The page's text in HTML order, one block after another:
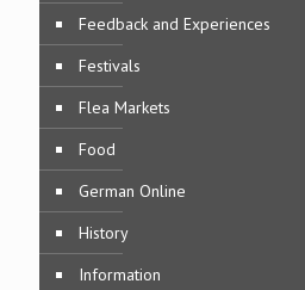
Feedback and Experiences
Festivals
Flea Markets
Food
German Online
History
Information